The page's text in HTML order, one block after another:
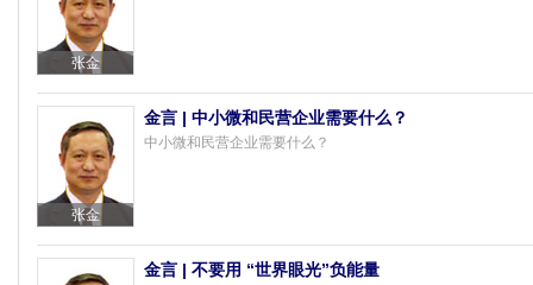
张金
张金
金言 | 中小微和民营企业需要什么？
中小微和民营企业需要什么？
金言 | 不要用 “世界眼光”负能量